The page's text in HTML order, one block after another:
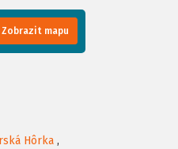
Zobrazit mapu
Hôrka ,